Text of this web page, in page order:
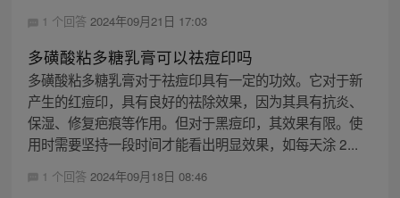
1 个回答 2024年09月21日 17:03
多磺酸粘多糖乳膏可以祛痘印吗
多磺酸粘多糖乳膏对于祛痘印具有一定的功效。它对于新
产生的红痘印，具有良好的祛除效果，因为其具有抗炎、
保湿、修复疤痕等作用。但对于黑痘印，其效果有限。使
用时需要坚持一段时间才能看出明显效果，如每天涂 2...
1 个回答 2024年09月18日 08:46